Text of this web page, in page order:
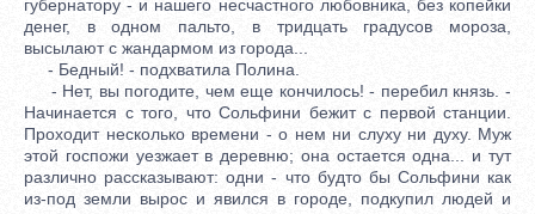
губернатору - и нашего несчастного любовника, без копейки
денег, в одном пальто, в тридцать градусов мороза,
высылают с жандармом из города...
- Бедный! - подхватила Полина.
- Нет, вы погодите, чем еще кончилось! - перебил князь. -
Начинается с того, что Сольфини бежит с первой станции.
Проходит несколько времени - о нем ни слуху ни духу. Муж
этой госпожи уезжает в деревню; она остается одна... и тут
различно рассказывают: одни - что будто бы Сольфини как
из-под земли вырос и явился в городе, подкупил людей и